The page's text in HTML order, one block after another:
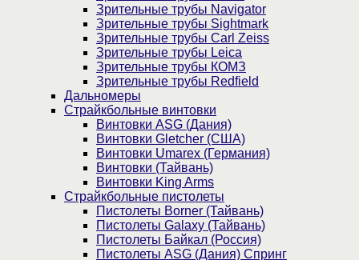
Зрительные трубы Navigator
Зрительные трубы Sightmark
Зрительные трубы Carl Zeiss
Зрительные трубы Leica
Зрительные трубы КОМЗ
Зрительные трубы Redfield
Дальномеры
Страйкбольные винтовки
Винтовки ASG (Дания)
Винтовки Gletcher (США)
Винтовки Umarex (Германия)
Винтовки (Тайвань)
Винтовки King Arms
Страйкбольные пистолеты
Пистолеты Borner (Тайвань)
Пистолеты Galaxy (Тайвань)
Пистолеты Байкал (Россия)
Пистолеты ASG (Дания) Спринг